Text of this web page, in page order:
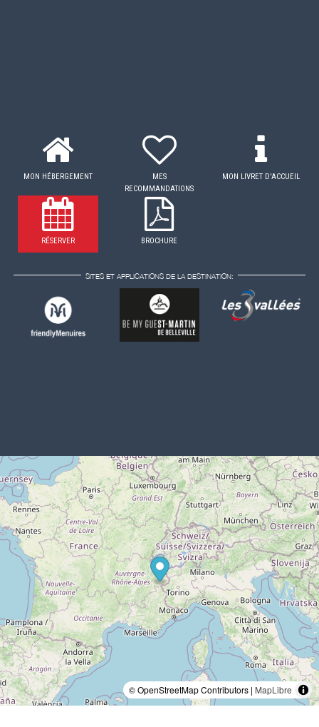
MON HÉBERGEMENT
MES
RECOMMANDATIONS
MON LIVRET D'ACCUEIL
RÉSERVER BROCHURE
SITES ET APPLICATIONS DE LA DESTINATION:
© OpenStreetMap Contributors | MapLibre